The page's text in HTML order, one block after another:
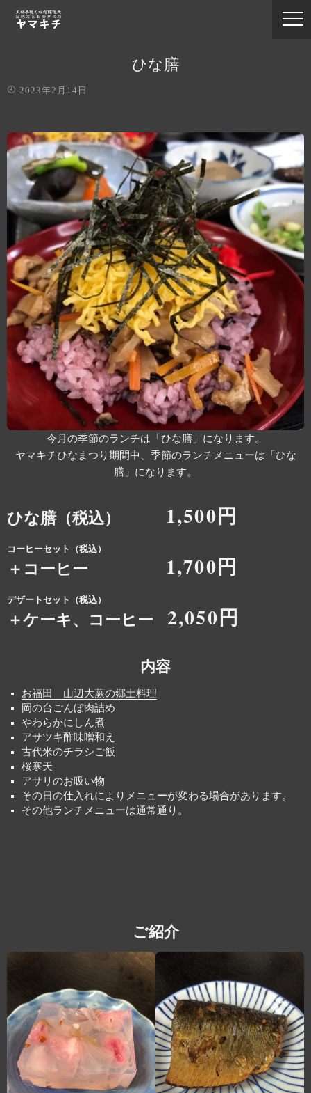
ひな膳
2023年2月14日
今月の季節のランチは「ひな膳」になります。
ヤマキチひなまつり期間中、季節のランチメニューは「ひな
膳」になります。
ひな膳（税込） 1,500円
コーヒーセット（税込）
＋コーヒー 1,700円
デザートセット（税込）
＋ケーキ、コーヒー 2,050円
内容
お福田 山辺大蕨の郷土料理
岡の台ごんぼ肉詰め
やわらかにしん煮
アサツキ酢味噌和え
古代米のチラシご飯
桜寒天
アサリのお吸い物
その日の仕入れによりメニューが変わる場合があります。
その他ランチメニューは通常通り。
ご紹介